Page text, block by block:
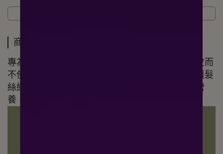
商品介紹
專為脆弱與受損髮質設計。能溫和潔淨頭髮與頭皮而
不使其乾燥。蘊含洋甘菊及亞麻籽油，能幫助修護髮
絲結構、從髮根到髮梢強韌髮絲，並提供必需的營
養，使秀髮恢復強韌、充滿光澤，展現健康